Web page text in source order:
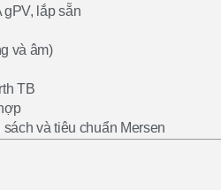
gPV, lắp sẵn
và âm)
TB
và tiêu chuẩn Mersen